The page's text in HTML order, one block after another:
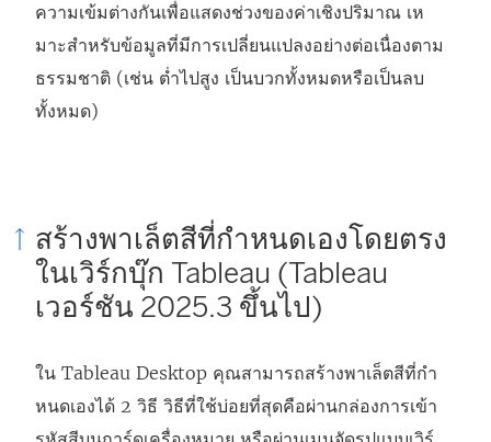
ความเข้มต่างกันเพื่อแสดงช่วงของค่าเชิงปริมาณ เห
มาะสําหรับข้อมูลที่มีการเปลี่ยนแปลงอย่างต่อเนื่องตาม
ธรรมชาติ (เช่น ต่ำไปสูง เป็นบวกทั้งหมดหรือเป็นลบ
ทั้งหมด)
สร้างพาเล็ตสีที่กําหนดเองโดยตรง
ในเวิร์กบุ๊ก Tableau (Tableau
เวอร์ชัน 2025.3 ขึ้นไป)
ใน Tableau Desktop คุณสามารถสร้างพาเล็ตสีที่กํา
หนดเองได้ 2 วิธี วิธีที่ใช้บ่อยที่สุดคือผ่านกล่องการเข้า